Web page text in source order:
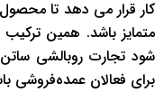
کار قرار می دهد تا محصول
متمایز باشد. همین
شود تجارت روبالشی ساتن
برای فعالان عمده‌فروشی